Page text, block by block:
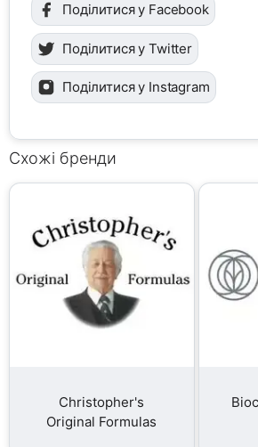
Поділитися у Facebook
Поділитися у Twitter
Поділитися у Instagram
Схожі бренди
Christopher's
Original Formulas